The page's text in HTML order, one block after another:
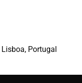
Portugal